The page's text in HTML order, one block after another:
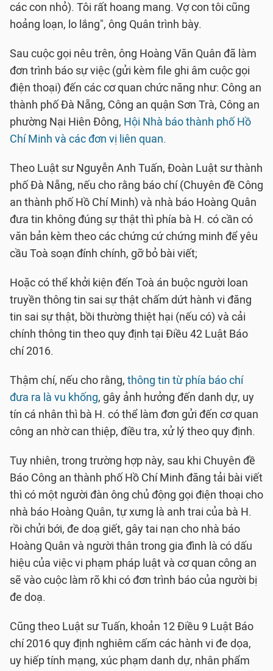
các con nhỏ). Tôi rất hoang mang. Vợ con tôi cũng
hoảng loạn, lo lắng", ông Quân trình bày.
Sau cuộc gọi nêu trên, ông Hoàng Văn Quân đã làm
đơn trình báo sự việc (gửi kèm file ghi âm cuộc gọi
điện thoại) đến các cơ quan chức năng như: Công an
thành phố Đà Nẵng, Công an quận Sơn Trà, Công an
phường Nại Hiên Đông, Hội Nhà báo thành phố Hồ
Chí Minh và các đơn vị liên quan.
Theo Luật sư Nguyễn Anh Tuấn, Đoàn Luật sư thành
phố Đà Nẵng, nếu cho rằng báo chí (Chuyên đề Công
an thành phố Hồ Chí Minh) và nhà báo Hoàng Quân
đưa tin không đúng sự thật thì phía bà H. có cần có
văn bản kèm theo các chứng cứ chứng minh để yêu
cầu Toà soạn đính chính, gỡ bỏ bài viết;
Hoặc có thể khởi kiện đến Toà án buộc người loan
truyền thông tin sai sự thật chấm dứt hành vi đăng
tin sai sự thật, bồi thường thiệt hại (nếu có) và cải
chính thông tin theo quy định tại Điều 42 Luật Báo
chí 2016.
Thậm chí, nếu cho rằng, thông tin từ phía báo chí
đưa ra là vu khống, gây ảnh hưởng đến danh dự, uy
tín cá nhân thì bà H. có thể làm đơn gửi đến cơ quan
công an nhờ can thiệp, điều tra, xử lý theo quy định.
Tuy nhiên, trong trường hợp này, sau khi Chuyên đề
Báo Công an thành phố Hồ Chí Minh đăng tải bài viết
thì có một người đàn ông chủ động gọi điện thoại cho
nhà báo Hoàng Quân, tự xưng là anh trai của bà H.
rồi chửi bới, đe doạ giết, gây tai nạn cho nhà báo
Hoàng Quân và người thân trong gia đình là có dấu
hiệu của việc vi phạm pháp luật và cơ quan công an
sẽ vào cuộc làm rõ khi có đơn trình báo của người bị
đe doạ.
Cũng theo Luật sư Tuấn, khoản 12 Điều 9 Luật Báo
chí 2016 quy định nghiêm cấm các hành vi đe dọa,
uy hiếp tính mạng, xúc phạm danh dự, nhân phẩm